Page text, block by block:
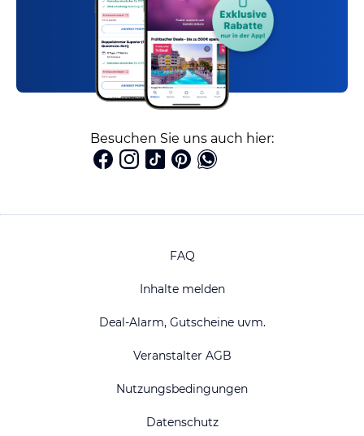
Besuchen Sie uns auch hier:
FAQ
Inhalte melden
Deal-Alarm, Gutscheine uvm.
Veranstalter AGB
Nutzungsbedingungen
Datenschutz